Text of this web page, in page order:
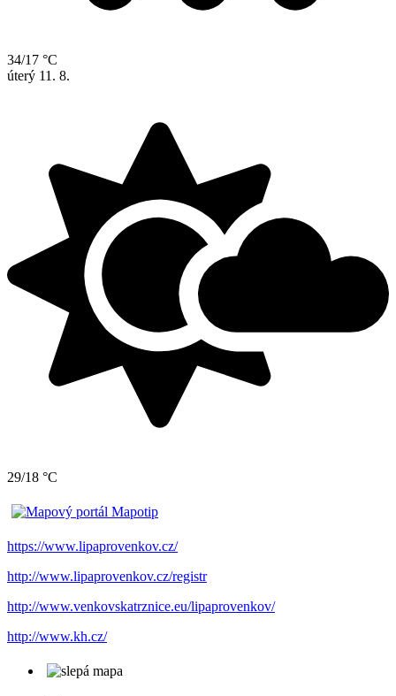
34/17 °C
úterý 11. 8.
29/18 °C
https://www.lipaprovenkov.cz/
http://www.lipaprovenkov.cz/registr
http://www.venkovskatrznice.eu/lipaprovenkov/
http://www.kh.cz/